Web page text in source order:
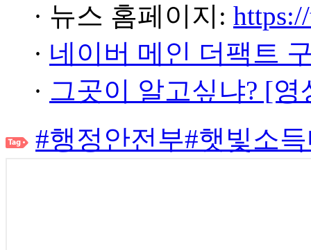
· 뉴스 홈페이지:
· 네이버 메인 더팩트
· 그곳이 알고싶냐? [
#행정안전부#햇빛소